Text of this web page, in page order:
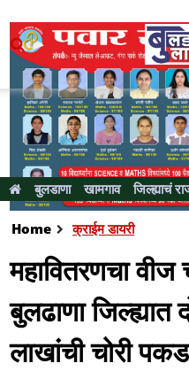
बुलडाणा खामगाव जिल्ह्याचं
Home क्राईम डायरी
महावितरणचा वीज
बुलढाणा जिल्ह्यात
लाखांची चोरी